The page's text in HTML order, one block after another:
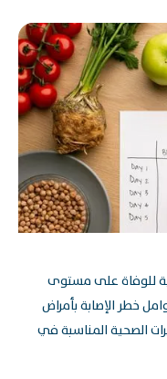
للوفاة على مستوى
خطر الإصابة بأمراض
الصحية المناسبة في